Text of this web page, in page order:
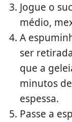
Jogue o
médio,
A
ser
que a
minutos
espessa.
Passe a